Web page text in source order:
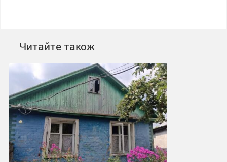
Читайте також